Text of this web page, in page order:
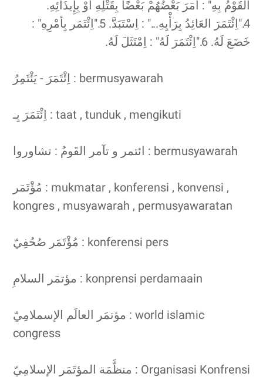
القَوْمُ بِهِ" : أَمَرَ بَعْضُهُمْ بَعْضًا بِقَتْلِهِ أوْ بِإِيذَائِهِ.
4."اِئْتَمَرَ العَائِدُ بِرَأْيِهِ..." : اِسْتَبَدَّ. 5."اِئْتَمَر بِأمْرِهِ" :
خَضَعَ لَهُ. 6."اِئْتَمَرَ لَهُ" : اِمْتَثَلَ لَهُ.
اِئْتَمَرَ - يَئْتَمِرُ : bermusyawarah
اِئْتَمَرَ بِـ : taat , tunduk , mengikuti
ائتمر و تآمر القَومُ : تشاوروا : bermusyawarah
مُؤْتَمَر : mukmatar , konferensi , konvensi ,
kongres , musyawarah , permusyawaratan
مُؤْتَمَر صُحُفِيّ : konferensi pers
مؤتمَر السلامِ : konprensi perdamaain
مؤتمَر العالَم الإسملامِيّ : world islamic
congress
منظَّمَة المؤتَمَر الإسلامِيّ : Organisasi Konfrensi